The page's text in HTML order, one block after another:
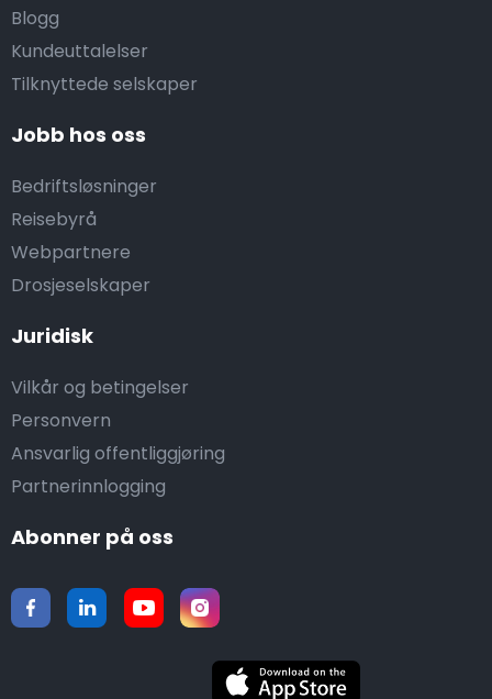
Blogg
Kundeuttalelser
Tilknyttede selskaper
Jobb hos oss
Bedriftsløsninger
Reisebyrå
Webpartnere
Drosjeselskaper
Juridisk
Vilkår og betingelser
Personvern
Ansvarlig offentliggjøring
Partnerinnlogging
Abonner på oss